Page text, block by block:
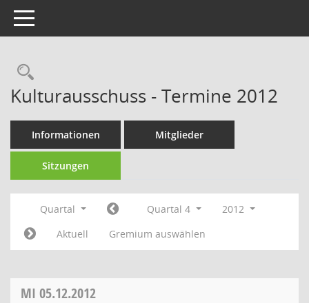
Toggle navigation
Rechercheauswahl
Kulturausschuss - Termine 2012
Informationen Mitglieder
Sitzungen
Quartal Quartal 4
2012
Aktuell
Gremium auswählen
MI 05.12.2012